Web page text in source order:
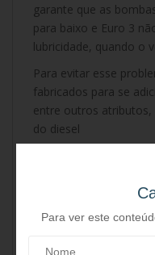
garante que as
para baixo e Euro 3
lubricidade, quando o
Para evitar esse
fabricados para se
entre outros atributos,
do diesel
fórmula exclusiva que
Confira!
Para ver este